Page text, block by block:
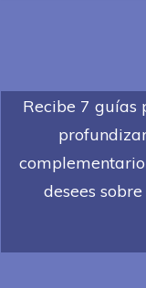
Recibe 7 guías
desees sobre